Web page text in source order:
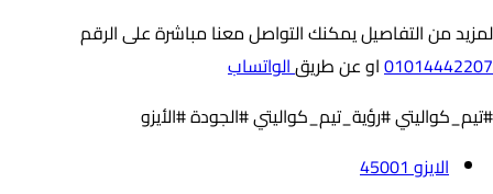
لمزيد من التفاصيل يمكنك التواصل معنا مباشرة على الرقم
01014442207او عن طريقالواتساب
#تيم_كواليتي #رؤية_تيم_كواليتي #الجودة #الأيزو
الايزو 45001